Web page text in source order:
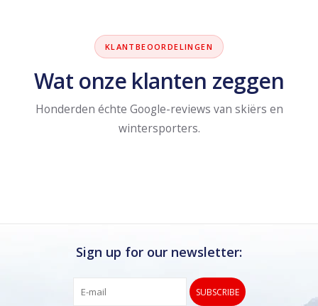
KLANTBEOORDELINGEN
Wat onze klanten zeggen
Honderden échte Google-reviews van skiërs en
wintersporters.
Sign up for our newsletter:
SUBSCRIBE